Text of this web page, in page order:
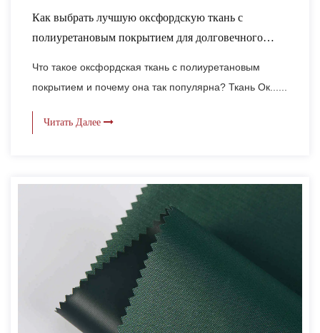
Как выбрать лучшую оксфордскую ткань с
полиуретановым покрытием для долговечного
Что такое оксфордская ткань с полиуретановым
покрытием и почему она так популярна? Ткань Ок......
Читать Далее